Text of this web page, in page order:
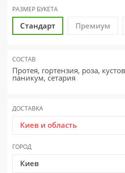
РАЗМЕР БУКЕТА
Стандарт Премиум
СОСТАВ
Протея, гортензия, роза,
паникум, сетария
ДОСТАВКА
Киев и область
ГОРОД
Киев